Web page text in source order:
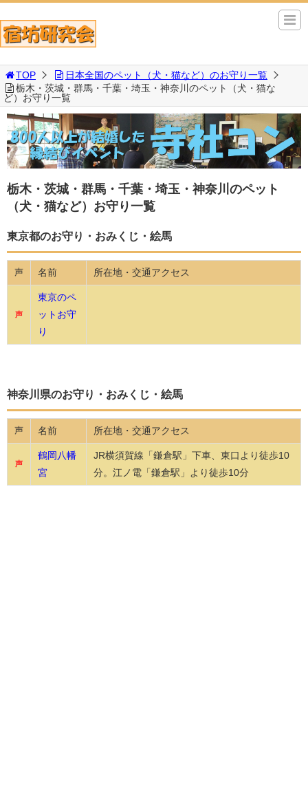
TOP
日本全国のペット（犬・猫など）のお守り一覧
栃木・茨城・群馬・千葉・埼玉・神奈川のペット（犬・猫な
ど）お守り一覧
栃木・茨城・群馬・千葉・埼玉・神奈川のペット
（犬・猫など）お守り一覧
東京都のお守り・おみくじ・絵馬
声 名前 所在地・交通アクセス
声
東京のペ
ットお守
り
神奈川県のお守り・おみくじ・絵馬
声 名前 所在地・交通アクセス
声
鶴岡八幡
宮
JR横須賀線「鎌倉駅」下車、東口より徒歩10
分。江ノ電「鎌倉駅」より徒歩10分